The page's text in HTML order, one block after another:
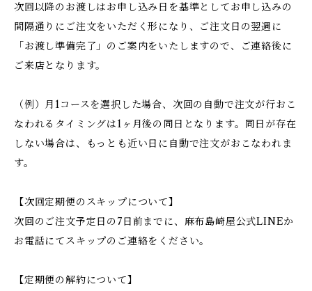
次回以降のお渡しはお申し込み日を基準としてお申し込みの
間隔通りにご注文をいただく形になり、ご注文日の翌週に
「お渡し準備完了」のご案内をいたしますので、ご連絡後に
ご来店となります。
（例）月1コースを選択した場合、次回の自動で注文が行おこ
なわれるタイミングは1ヶ月後の同日となります。同日が存在
しない場合は、もっとも近い日に自動で注文がおこなわれま
す。
【次回定期便のスキップについて】
次回のご注文予定日の7日前までに、麻布島崎屋公式LINEか
お電話にてスキップのご連絡をください。
【定期便の解約について】